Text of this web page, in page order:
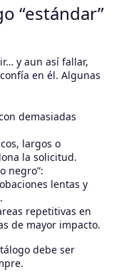
“estándar”
y aun así fallar,
en él. Algunas
demasiadas
largos o
la solicitud.
negro”:
lentas y
repetitivas en
de mayor impacto.
debe ser